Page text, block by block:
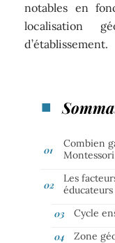
notables en
localisation
d’établissement.
Combien
Montessori
Les
Cycle
Zone